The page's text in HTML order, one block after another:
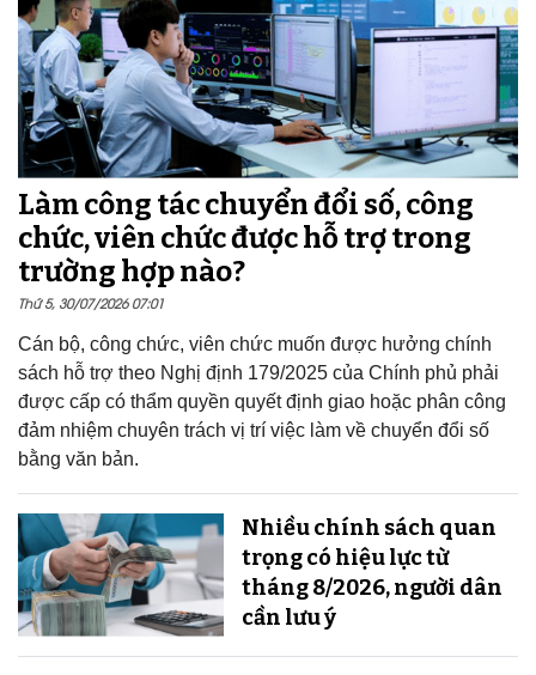
Làm công tác chuyển đổi số, công
chức, viên chức được hỗ trợ trong
trường hợp nào?
Thứ 5, 30/07/2026 07:01
Cán bộ, công chức, viên chức muốn được hưởng chính
sách hỗ trợ theo Nghị định 179/2025 của Chính phủ phải
được cấp có thẩm quyền quyết định giao hoặc phân công
đảm nhiệm chuyên trách vị trí việc làm về chuyển đổi số
bằng văn bản.
Nhiều chính sách quan
trọng có hiệu lực từ
tháng 8/2026, người dân
cần lưu ý